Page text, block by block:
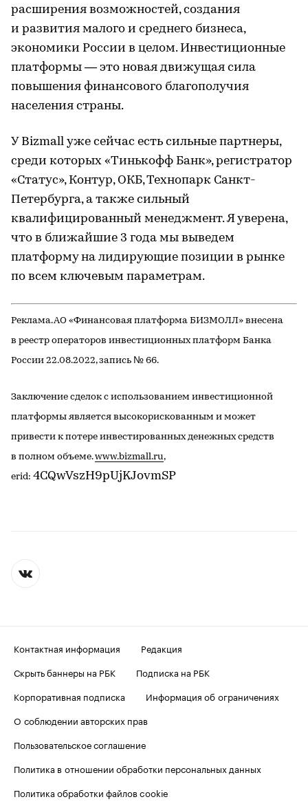
расширения возможностей, создания
и развития малого и среднего бизнеса,
экономики России в целом. Инвестиционные
платформы — это новая движущая сила
повышения финансового благополучия
населения страны.
У Bizmall уже сейчас есть сильные партнеры,
среди которых «Тинькофф Банк», регистратор
«Статус», Контур, ОКБ, Технопарк Санкт-
Петербурга, а также сильный
квалифицированный менеджмент. Я уверена,
что в ближайшие 3 года мы выведем
платформу на лидирующие позиции в рынке
по всем ключевым параметрам.
Реклама. АО «Финансовая платформа БИЗМОЛЛ» внесена
в реестр операторов инвестиционных платформ Банка
России 22.08.2022, запись № 66.
Заключение сделок с использованием инвестиционной
платформы является высокорискованным и может
привести к потере инвестированных денежных средств
в полном объеме.www.bizmall.ru,
erid: 4CQwVszH9pUjKJovmSP
Контактная информация
Редакция
Скрыть баннеры на РБК
Подписка на РБК
Корпоративная подписка
Информация об ограничениях
О соблюдении авторских прав
Пользовательское соглашение
Политика в отношении обработки персональных данных
Политика обработки файлов cookie